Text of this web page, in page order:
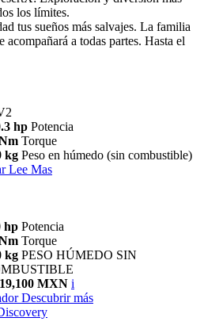
los límites.
tus sueños más salvajes. La familia
acompañará a todas partes. Hasta el
hp Potencia
Torque
kg Peso en húmedo (sin combustible)
Lee Mas
hp Potencia
Torque
kg PESO HÚMEDO SIN
MXN i
Descubrir más